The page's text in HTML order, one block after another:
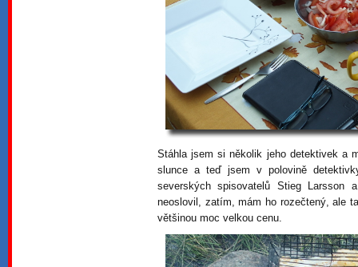
Stáhla jsem si několik jeho detektivek a
slunce a teď jsem v polovině
severských spisovatelů Stieg
neoslovil, zatím, mám ho rozečtený, ale
většinou moc velkou cenu.